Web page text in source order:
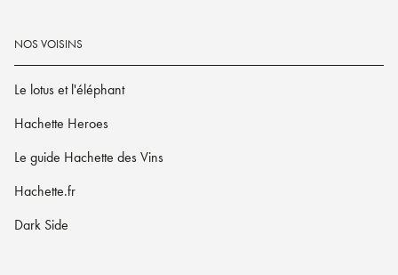
NOS VOISINS
Le lotus et l'éléphant
Hachette Heroes
Le guide Hachette des Vins
Hachette.fr
Dark Side